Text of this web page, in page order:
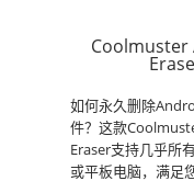
Coolmuster
如何永久删除
件？这款
Eraser支持几乎所
或平板电脑，满足